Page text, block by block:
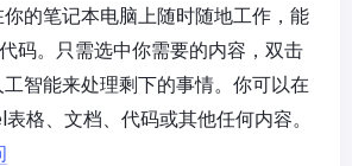
你的笔记本电脑上随时随地工作，能
码。只需选中你需要的内容，双击
智能来处理剩下的事情。你可以在
格、文档、代码或其他任何内容。